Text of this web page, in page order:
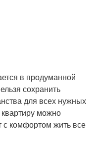
в продуманной
сохранить
для всех нужных
можно
с комфортом жить все